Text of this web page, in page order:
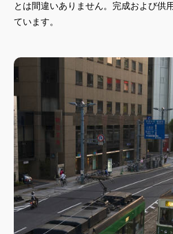
とは間違いありません。完成および供
ています。